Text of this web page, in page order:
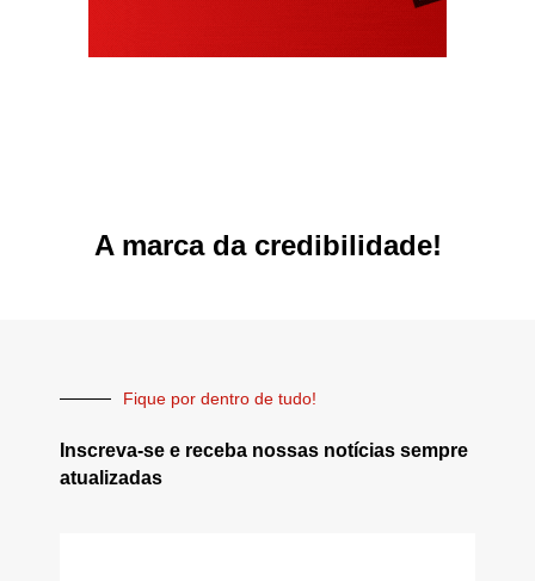
A marca da credibilidade!
Fique por dentro de tudo!
Inscreva-se e receba nossas notícias sempre
atualizadas